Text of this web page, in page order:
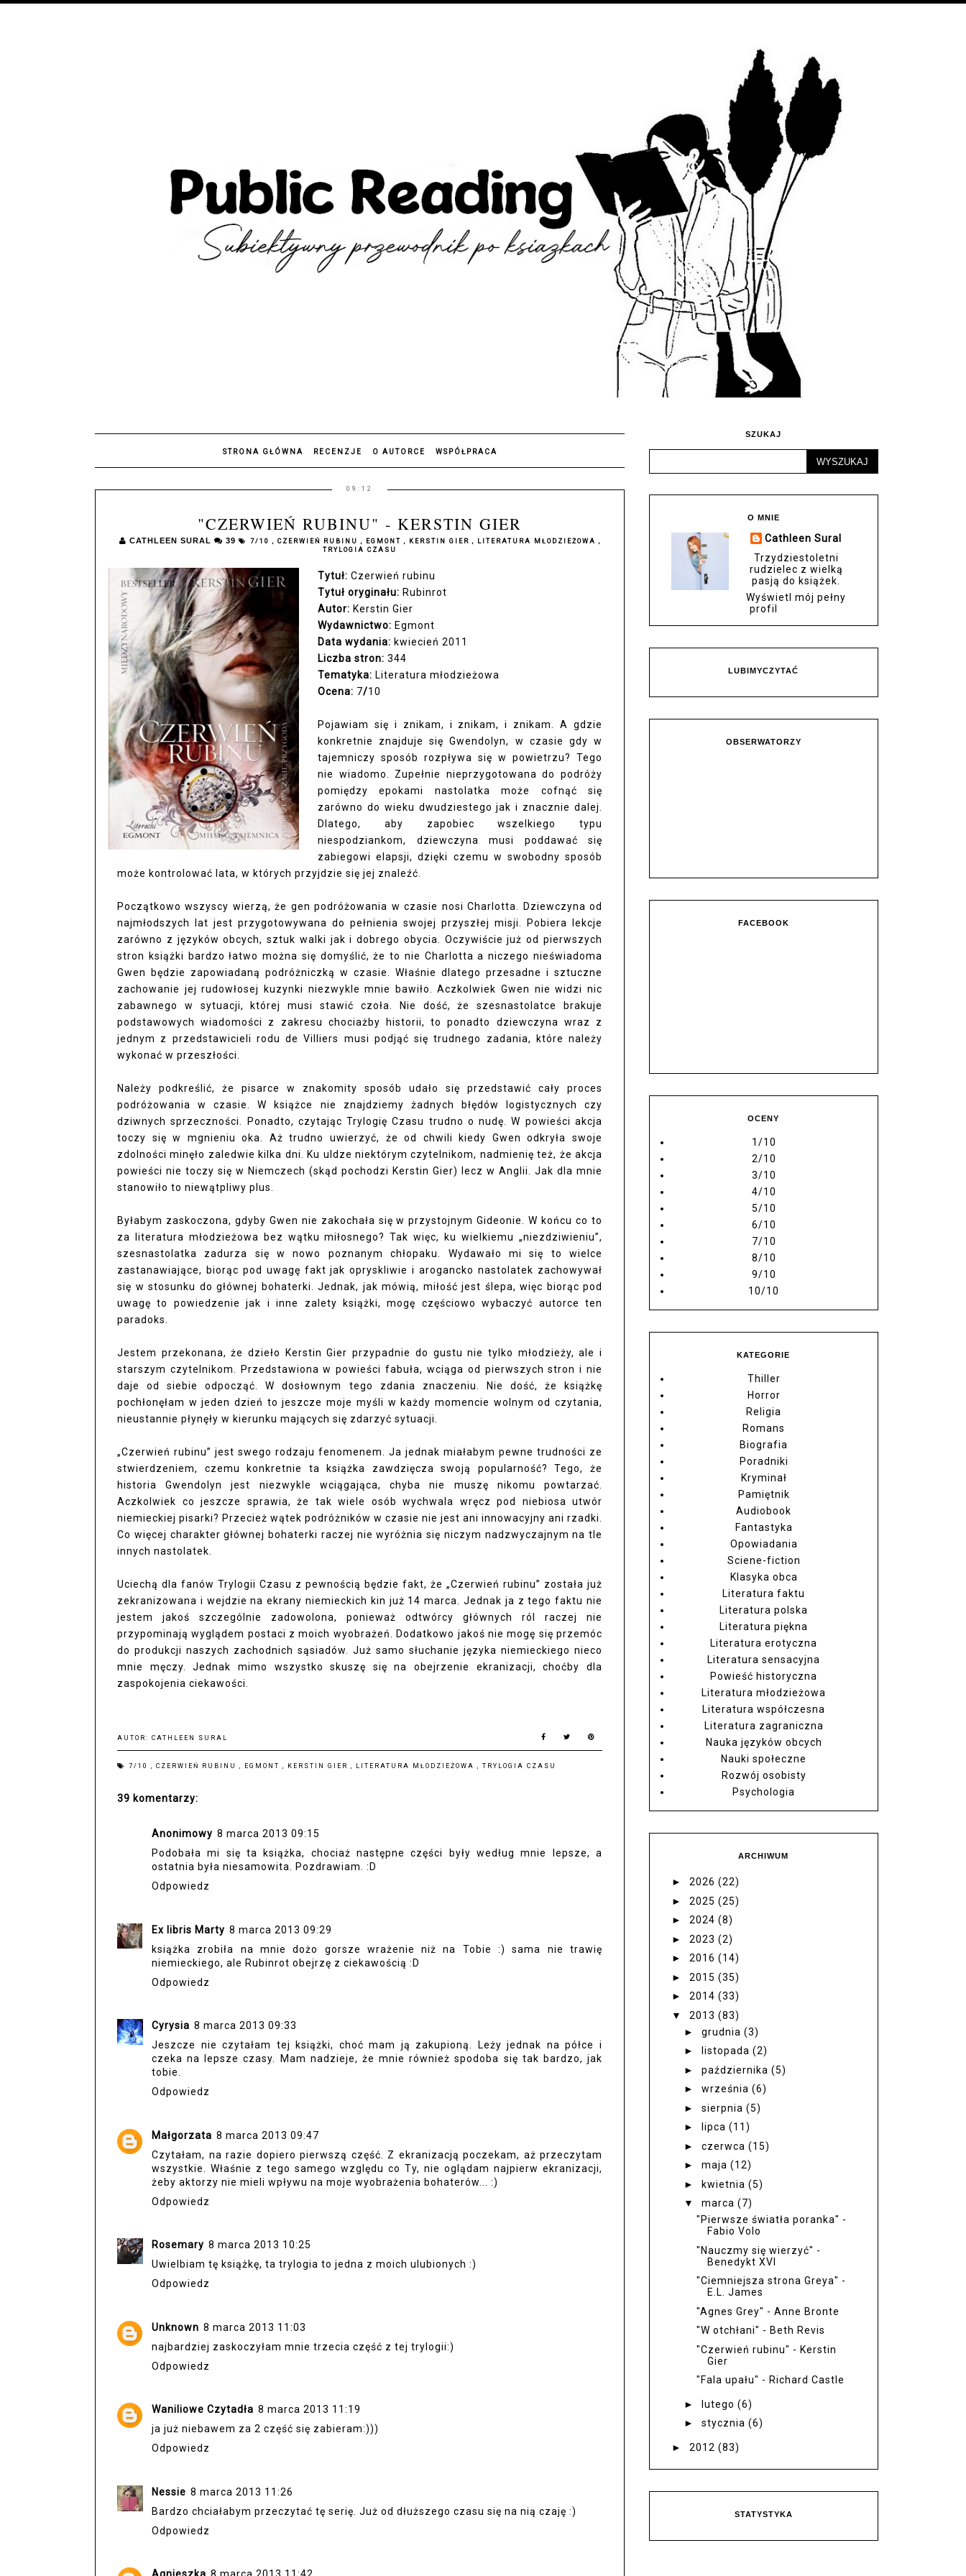
STRONA GŁÓWNA RECENZJE O AUTORCE WSPÓŁPRACA
09:12
"CZERWIEŃ RUBINU" - KERSTIN GIER
CATHLEEN SURAL 39 7/10 , CZERWIEŃ RUBINU , EGMONT , KERSTIN GIER , LITERATURA MŁODZIEŻOWA ,
TRYLOGIA CZASU
Tytuł: Czerwień rubinu
Tytuł oryginału: Rubinrot
Autor: Kerstin Gier
Wydawnictwo: Egmont
Data wydania: kwiecień 2011
Liczba stron: 344
Tematyka: Literatura młodzieżowa
Ocena: 7/10
Pojawiam się i znikam, i znikam, i znikam. A gdzie
konkretnie znajduje się Gwendolyn, w czasie gdy w
tajemniczy sposób rozpływa się w powietrzu? Tego
nie wiadomo. Zupełnie nieprzygotowana do podróży
pomiędzy epokami nastolatka może cofnąć się
zarówno do wieku dwudziestego jak i znacznie dalej.
Dlatego, aby zapobiec wszelkiego typu
niespodziankom, dziewczyna musi poddawać się
zabiegowi elapsji, dzięki czemu w swobodny sposób
może kontrolować lata, w których przyjdzie się jej znaleźć.
Początkowo wszyscy wierzą, że gen podróżowania w czasie nosi Charlotta. Dziewczyna od
najmłodszych lat jest przygotowywana do pełnienia swojej przyszłej misji. Pobiera lekcje
zarówno z języków obcych, sztuk walki jak i dobrego obycia. Oczywiście już od pierwszych
stron książki bardzo łatwo można się domyślić, że to nie Charlotta a niczego nieświadoma
Gwen będzie zapowiadaną podróżniczką w czasie. Właśnie dlatego przesadne i sztuczne
zachowanie jej rudowłosej kuzynki niezwykle mnie bawiło. Aczkolwiek Gwen nie widzi nic
zabawnego w sytuacji, której musi stawić czoła. Nie dość, że szesnastolatce brakuje
podstawowych wiadomości z zakresu chociażby historii, to ponadto dziewczyna wraz z
jednym z przedstawicieli rodu de Villiers musi podjąć się trudnego zadania, które należy
wykonać w przeszłości.
Należy podkreślić, że pisarce w znakomity sposób udało się przedstawić cały proces
podróżowania w czasie. W książce nie znajdziemy żadnych błędów logistycznych czy
dziwnych sprzeczności. Ponadto, czytając Trylogię Czasu trudno o nudę. W powieści akcja
toczy się w mgnieniu oka. Aż trudno uwierzyć, że od chwili kiedy Gwen odkryła swoje
zdolności minęło zaledwie kilka dni. Ku uldze niektórym czytelnikom, nadmienię też, że akcja
powieści nie toczy się w Niemczech (skąd pochodzi Kerstin Gier) lecz w Anglii. Jak dla mnie
stanowiło to niewątpliwy plus.
Byłabym zaskoczona, gdyby Gwen nie zakochała się w przystojnym Gideonie. W końcu co to
za literatura młodzieżowa bez wątku miłosnego? Tak więc, ku wielkiemu „niezdziwieniu”,
szesnastolatka zadurza się w nowo poznanym chłopaku. Wydawało mi się to wielce
zastanawiające, biorąc pod uwagę fakt jak opryskliwie i arogancko nastolatek zachowywał
się w stosunku do głównej bohaterki. Jednak, jak mówią, miłość jest ślepa, więc biorąc pod
uwagę to powiedzenie jak i inne zalety książki, mogę częściowo wybaczyć autorce ten
paradoks.
Jestem przekonana, że dzieło Kerstin Gier przypadnie do gustu nie tylko młodzieży, ale i
starszym czytelnikom. Przedstawiona w powieści fabuła, wciąga od pierwszych stron i nie
daje od siebie odpocząć. W dosłownym tego zdania znaczeniu. Nie dość, że książkę
pochłonęłam w jeden dzień to jeszcze moje myśli w każdy momencie wolnym od czytania,
nieustannie płynęły w kierunku mających się zdarzyć sytuacji.
„Czerwień rubinu” jest swego rodzaju fenomenem. Ja jednak miałabym pewne trudności ze
stwierdzeniem, czemu konkretnie ta książka zawdzięcza swoją popularność? Tego, że
historia Gwendolyn jest niezwykle wciągająca, chyba nie muszę nikomu powtarzać.
Aczkolwiek co jeszcze sprawia, że tak wiele osób wychwala wręcz pod niebiosa utwór
niemieckiej pisarki? Przecież wątek podróżników w czasie nie jest ani innowacyjny ani rzadki.
Co więcej charakter głównej bohaterki raczej nie wyróżnia się niczym nadzwyczajnym na tle
innych nastolatek.
Uciechą dla fanów Trylogii Czasu z pewnością będzie fakt, że „Czerwień rubinu” została już
zekranizowana i wejdzie na ekrany niemieckich kin już 14 marca. Jednak ja z tego faktu nie
jestem jakoś szczególnie zadowolona, ponieważ odtwórcy głównych ról raczej nie
przypominają wyglądem postaci z moich wyobrażeń. Dodatkowo jakoś nie mogę się przemóc
do produkcji naszych zachodnich sąsiadów. Już samo słuchanie języka niemieckiego nieco
mnie męczy. Jednak mimo wszystko skuszę się na obejrzenie ekranizacji, choćby dla
zaspokojenia ciekawości.
AUTOR: CATHLEEN SURAL
7/10 , CZERWIEŃ RUBINU , EGMONT , KERSTIN GIER , LITERATURA MŁODZIEŻOWA , TRYLOGIA CZASU
39 komentarzy:
Anonimowy 8 marca 2013 09:15
Podobała mi się ta książka, chociaż następne części były według mnie lepsze, a
ostatnia była niesamowita. Pozdrawiam. :D
Odpowiedz
Ex libris Marty 8 marca 2013 09:29
książka zrobiła na mnie dożo gorsze wrażenie niż na Tobie :) sama nie trawię
niemieckiego, ale Rubinrot obejrzę z ciekawością :D
Odpowiedz
Cyrysia 8 marca 2013 09:33
Jeszcze nie czytałam tej książki, choć mam ją zakupioną. Leży jednak na półce i
czeka na lepsze czasy. Mam nadzieje, że mnie również spodoba się tak bardzo, jak
tobie.
Odpowiedz
Małgorzata 8 marca 2013 09:47
Czytałam, na razie dopiero pierwszą część. Z ekranizacją poczekam, aż przeczytam
wszystkie. Właśnie z tego samego względu co Ty, nie oglądam najpierw ekranizacji,
żeby aktorzy nie mieli wpływu na moje wyobrażenia bohaterów... :)
Odpowiedz
Rosemary 8 marca 2013 10:25
Uwielbiam tę książkę, ta trylogia to jedna z moich ulubionych :)
Odpowiedz
Unknown 8 marca 2013 11:03
najbardziej zaskoczyłam mnie trzecia część z tej trylogii:)
Odpowiedz
Waniliowe Czytadła 8 marca 2013 11:19
ja już niebawem za 2 część się zabieram:)))
Odpowiedz
Nessie 8 marca 2013 11:26
Bardzo chciałabym przeczytać tę serię. Już od dłuższego czasu się na nią czaję :)
Odpowiedz
SZUKAJ
O MNIE
Cathleen Sural
Trzydziestoletni
rudzielec z wielką
pasją do książek.
Wyświetl mój pełny
profil
LUBIMYCZYTAĆ
OBSERWATORZY
FACEBOOK
OCENY
1/10
2/10
3/10
4/10
5/10
6/10
7/10
8/10
9/10
10/10
KATEGORIE
Thiller
Horror
Religia
Romans
Biografia
Poradniki
Kryminał
Pamiętnik
Audiobook
Fantastyka
Opowiadania
Sciene-fiction
Klasyka obca
Literatura faktu
Literatura polska
Literatura piękna
Literatura erotyczna
Literatura sensacyjna
Powieść historyczna
Literatura młodzieżowa
Literatura współczesna
Literatura zagraniczna
Nauka języków obcych
Nauki społeczne
Rozwój osobisty
Psychologia
ARCHIWUM
► 2026 (22)
► 2025 (25)
► 2024 (8)
► 2023 (2)
► 2016 (14)
► 2015 (35)
► 2014 (33)
▼ 2013 (83)
► grudnia (3)
►
listopada (2)
► października (5)
► września (6)
► sierpnia (5)
►
lipca (11)
► czerwca (15)
► maja (12)
►
kwietnia (5)
▼ marca (7)
"Pierwsze światła poranka" -
Fabio Volo
"Nauczmy się wierzyć" -
Benedykt XVI
"Ciemniejsza strona Greya" -
E.L. James
"Agnes Grey" - Anne Bronte
"W otchłani" - Beth Revis
"Czerwień rubinu" - Kerstin
Gier
"Fala upału" - Richard Castle
► lutego (6)
► stycznia (6)
► 2012 (83)
STATYSTYKA